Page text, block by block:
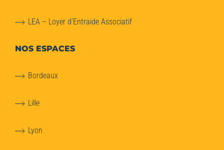
LEA – Loyer d’Entraide Associatif
NOS ESPACES
Bordeaux
Lille
Lyon